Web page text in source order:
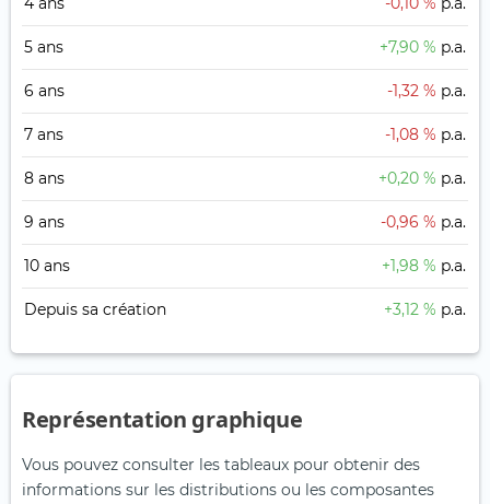
5 ans +7,90 % p.a.
6 ans -1,32 % p.a.
7 ans -1,08 % p.a.
8 ans +0,20 % p.a.
9 ans -0,96 % p.a.
10 ans +1,98 % p.a.
Depuis sa création +3,12 % p.a.
Représentation graphique
Vous pouvez consulter les tableaux pour obtenir des
informations sur les distributions ou les composantes